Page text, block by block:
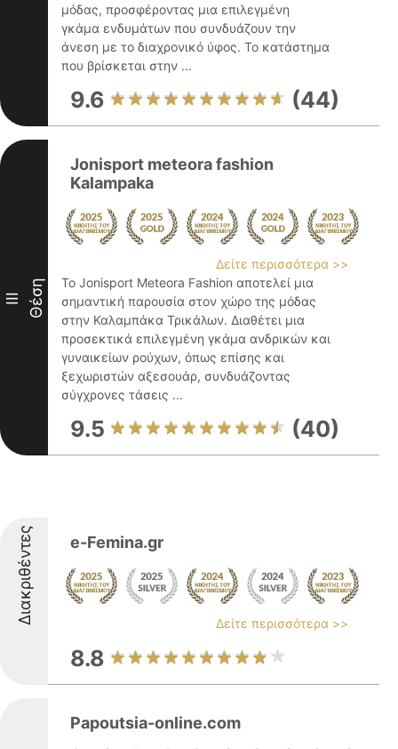
μόδας, προσφέροντας μια επιλεγμένη
γκάμα ενδυμάτων που συνδυάζουν την
άνεση με το διαχρονικό ύφος. Το κατάστημα
που βρίσκεται στην ...
9.6 (44)
III Θέση
Jonisport meteora fashion
Kalampaka
Δείτε περισσότερα >>
Το Jonisport Meteora Fashion αποτελεί μια
σημαντική παρουσία στον χώρο της μόδας
στην Καλαμπάκα Τρικάλων. Διαθέτει μια
προσεκτικά επιλεγμένη γκάμα ανδρικών και
γυναικείων ρούχων, όπως επίσης και
ξεχωριστών αξεσουάρ, συνδυάζοντας
σύγχρονες τάσεις ...
9.5 (40)
Διακριθέντες e-Femina.gr
Δείτε περισσότερα >>
8.8
Papoutsia-online.com